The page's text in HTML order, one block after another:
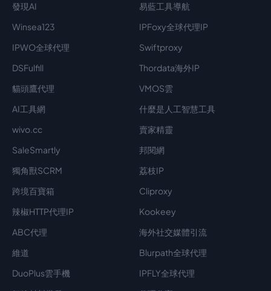
發現AI
易藍工具導航
Winsea123
IPFoxy全球代理IP
IPWO全球代理
Swiftproxy
DSFulfill
Thordata海外IP
貓頭鷹代理
VMOS雲
AI工具網
什麼是人工智慧工具
wivo.cc
賣家精靈
SaleSmartly
邦閱網
獨角獸SCRM
荔枝IP
跨境百寶箱
Cliproxy
辣椒HTTP代理IP
Kookeey
ABC代理
海外社交媒體引流
維道
Blurpath全球代理
DuoPlus雲手機
IPFLY全球代理